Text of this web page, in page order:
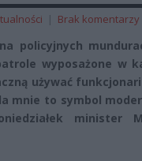
| Brak komentarzy
policyjnych
wyposażone w
używać
mnie to symbol
minister